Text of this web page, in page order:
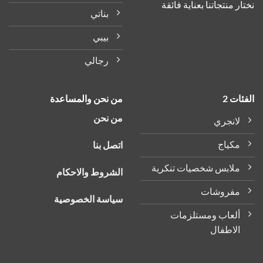
منتجاتنا بعناية فائقة
بناتي
بيبي
رجالي
2
لانجري
مكياج
ملابس شخصيات تنكرية
مفروشات
ألعاب ومستلزمات
الاطفال
من نحن والمساعدة
من نحن
اتصل بنا
الشروط والاحكام
سياسة الخصوصية